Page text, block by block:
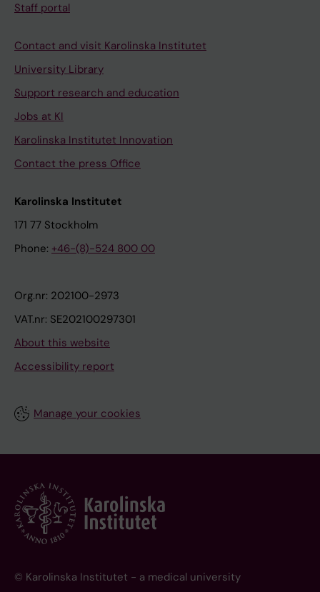
Staff portal
Contact and visit Karolinska Institutet
University Library
Support research and education
Jobs at KI
Karolinska Institutet Innovation
Contact the press Office
Karolinska Institutet
171 77 Stockholm
Phone: +46-(8)-524 800 00
Org.nr: 202100-2973
VAT.nr: SE202100297301
About this website
Accessibility report
Manage your cookies
© Karolinska Institutet - a medical university